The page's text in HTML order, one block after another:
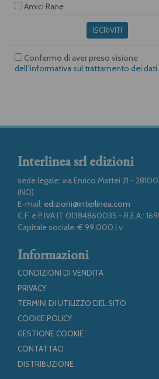
Amici Rane
ISCRIVITI
Confermo di aver preso visione
dell’informativa sul trattamento dei dati
Interlinea srl edizioni
sede legale: via Enrico Mattei 21 -
(NO)
E-mail: edizioni@interlinea.com
C.F. e P.IVA IT 01384860035 - R.E.A.:
Capitale sociale: € 99.000 i.v
Informazioni
CONDIZIONI DI VENDITA
PRIVACY
TERMINI DI UTILIZZO DEL SITO
COOKIE POLICY
GESTIONE COOKIE
CONTATTACI
DISTRIBUZIONE